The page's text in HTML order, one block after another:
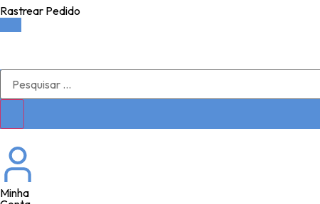
Rastrear Pedido
Minha